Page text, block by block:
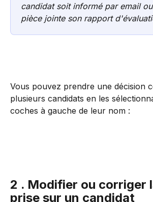
candidat soit informé par email
pièce jointe son rapport
Vous pouvez prendre une décision
plusieurs candidats en les
coches à gauche de leur nom :
2 . Modifier ou corriger
prise sur un candidat